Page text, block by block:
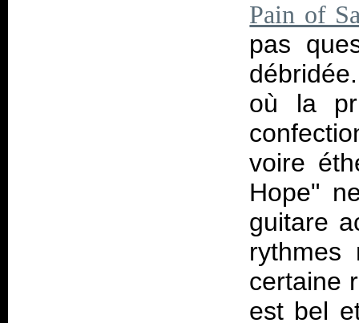
Pain of
pas
où la
voire
Hope"
guitare
rythmes
certaine
est bel